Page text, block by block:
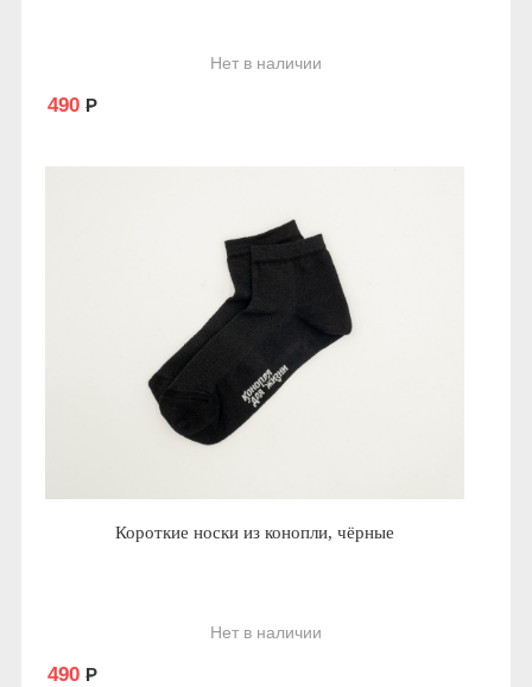
Нет в наличии
490 Р
Короткие носки из конопли, чёрные
Нет в наличии
490 Р